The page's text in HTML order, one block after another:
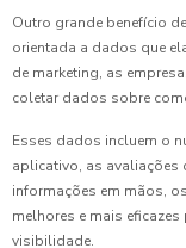
Outro grande benefício
orientada a dados que
de marketing, as
coletar dados sobre
Esses dados incluem o
aplicativo, as avaliações
informações em mãos,
melhores e mais
visibilidade.